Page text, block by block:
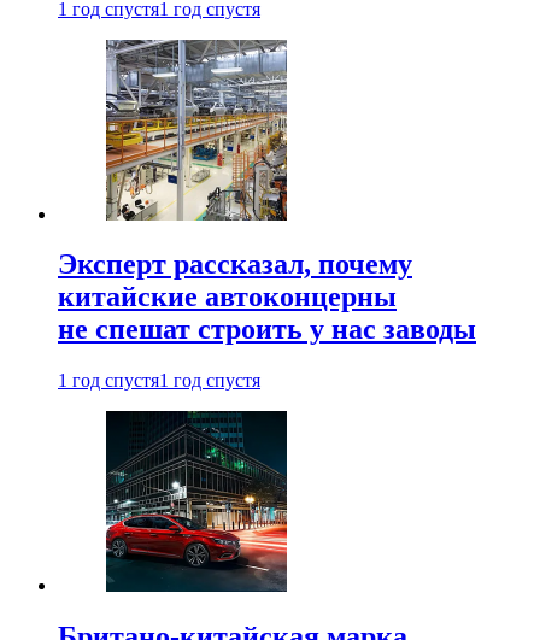
1 год спустя1 год спустя
Эксперт рассказал, почему
китайские автоконцерны
не спешат строить у нас заводы
1 год спустя1 год спустя